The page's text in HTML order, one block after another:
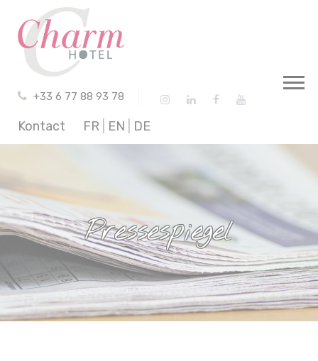
+33 6 77 88 93 78
Kontact FR EN DE
Pressespiegel
Cookie-Einstellungen